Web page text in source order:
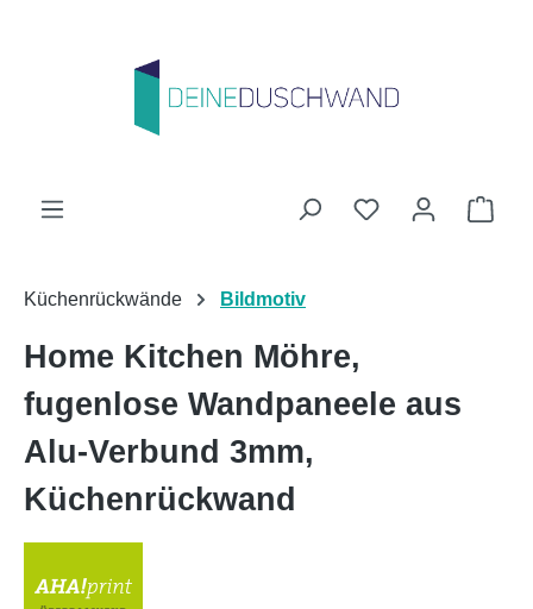
Du hast 0
Küchenrückwände Bildmotiv
Home Kitchen Möhre,
fugenlose Wandpaneele aus
Alu-Verbund 3mm,
Küchenrückwand